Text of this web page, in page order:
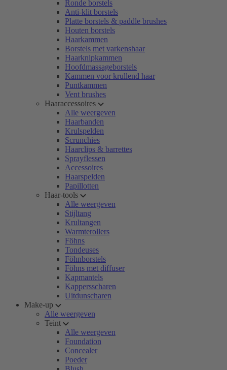
Ronde borstels
Anti-klit borstels
Platte borstels & paddle brushes
Houten borstels
Haarkammen
Borstels met varkenshaar
Haarknipkammen
Hoofdmassageborstels
Kammen voor krullend haar
Puntkammen
Vent brushes
Haaraccessoires
Alle weergeven
Haarbanden
Krulspelden
Scrunchies
Haarclips & barrettes
Sprayflessen
Accessoires
Haarspelden
Papillotten
Haar-tools
Alle weergeven
Stijltang
Krultangen
Warmterollers
Föhns
Tondeuses
Föhnborstels
Föhns met diffuser
Kapmantels
Kappersscharen
Uitdunscharen
Make-up
Alle weergeven
Teint
Alle weergeven
Foundation
Concealer
Poeder